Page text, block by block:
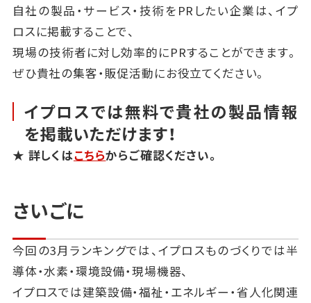
自社の製品・サービス・技術をPRしたい企業は、イプ
ロスに掲載することで、
現場の技術者に対し効率的にPRすることができます。
ぜひ貴社の集客・販促活動にお役立てください。
イプロスでは無料で貴社の製品情報
を掲載いただけます！
★ 詳しくはこちらからご確認ください。
さいごに
今回の3月ランキングでは、イプロスものづくりでは半
導体・水素・環境設備・現場機器、
イプロスでは建築設備・福祉・エネルギー・省人化関連